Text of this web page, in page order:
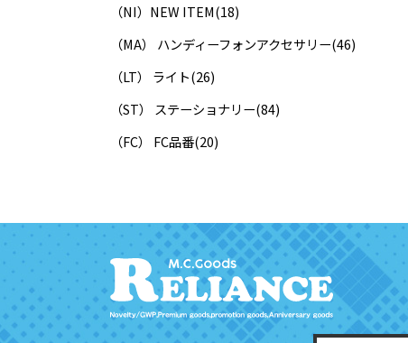
（NI）NEW ITEM(18)
（MA） ハンディーフォンアクセサリー(46)
（LT） ライト(26)
（ST） ステーショナリー(84)
（FC） FC品番(20)